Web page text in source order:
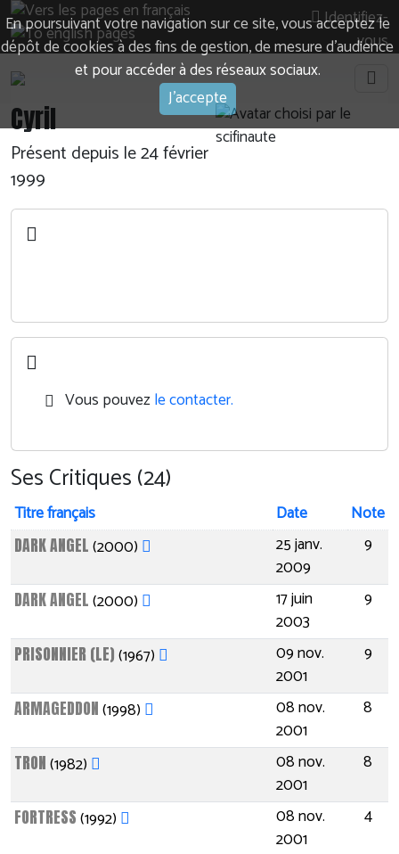
En poursuivant votre navigation sur ce site, vous acceptez le
dépôt de cookies à des fins de gestion, de mesure d’audience
et pour accéder à des réseaux sociaux.
J'accepte
Identifiez-
vous
Cyril
Présent depuis le 24 février
1999
Vous pouvezle contacter.
Ses Critiques (24)
Titre français Date Note
DARK ANGEL(2000)
25 janv.
2009
9
DARK ANGEL(2000)
17 juin
2003
9
PRISONNIER (LE)(1967)
09 nov.
2001
9
ARMAGEDDON(1998)
08 nov.
2001
8
TRON(1982)
08 nov.
2001
8
FORTRESS(1992)
08 nov.
2001
4